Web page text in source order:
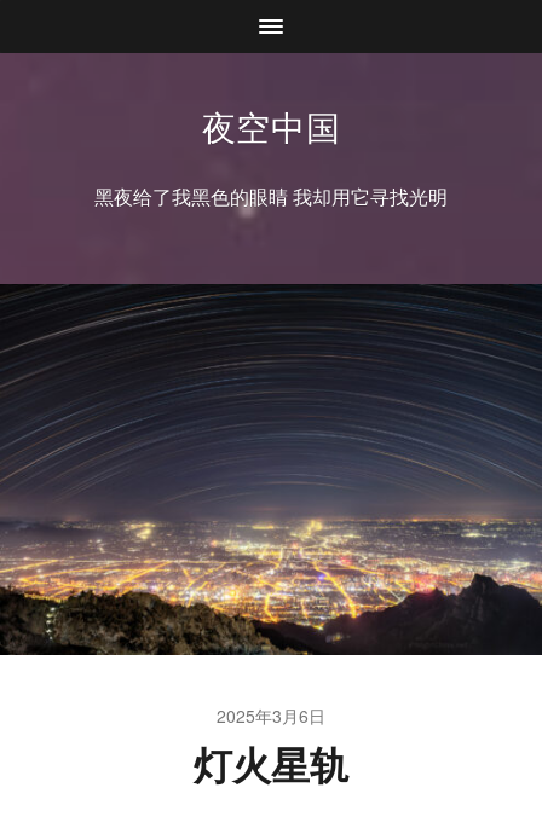
夜空中国
黑夜给了我黑色的眼睛 我却用它寻找光明
2025年3月6日
灯火星轨